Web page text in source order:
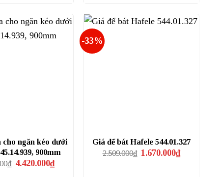
20.120.000₫.
cho ngăn kéo dưới
900mm
₫ Giá
4.420.000₫Giá
hiện
-33%
Giá để bát Hafele 544.01.327
2.509.000₫ Giá
1.670.000₫Giá
hiện